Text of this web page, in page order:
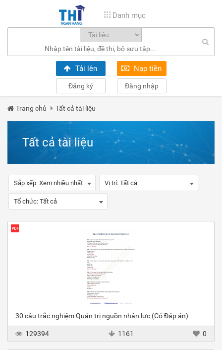
Danh mục
Tải lên Nạp tiền
Đăng ký Đăng nhập
Trang chủ Tất cả tài liệu
Tất cả tài liệu
Sắp xếp: Xem nhiều nhất Vị trí: Tất cả
Tổ chức: Tất cả
30 câu trắc nghiệm Quản trị nguồn nhân lực (Có Đáp án)
129394 1161 0